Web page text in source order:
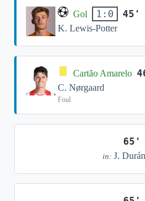
Gol 1:0 45'
K. Lewis-Potter
Cartão Amarelo
C. Nørgaard
Foul
65'
in: J. Durán